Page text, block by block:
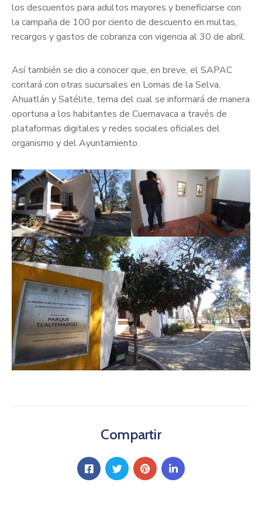
los descuentos para adultos mayores y beneficiarse con
la campaña de 100 por ciento de descuento en multas,
recargos y gastos de cobranza con vigencia al 30 de abril.
Así también se dio a conocer que, en breve, el SAPAC
contará con otras sucursales en Lomas de la Selva,
Ahuatlán y Satélite, tema del cual se informará de manera
oportuna a los habitantes de Cuernavaca a través de
plataformas digitales y redes sociales oficiales del
organismo y del Ayuntamiento.
Compartir